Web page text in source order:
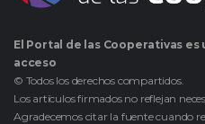
El Portal de las Cooperativas
acceso
© Todos los derechos compartidos.
Los artículos firmados no reflejan
Agradecemos citar la fuente cuando